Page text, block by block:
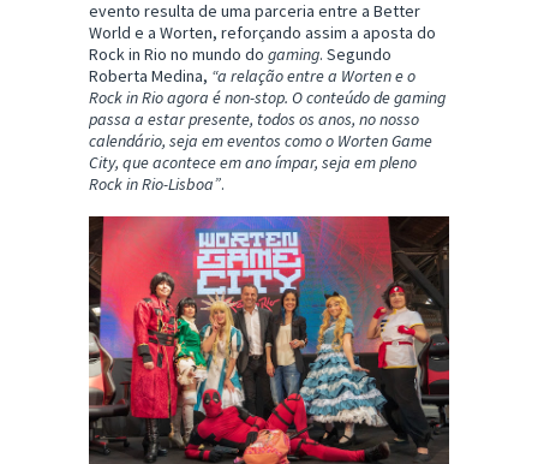
evento resulta de uma parceria entre a Better
World e a Worten, reforçando assim a aposta do
Rock in Rio no mundo do gaming. Segundo
Roberta Medina, “a relação entre a Worten e o
Rock in Rio agora é non-stop. O conteúdo de gaming
passa a estar presente, todos os anos, no nosso
calendário, seja em eventos como o Worten Game
City, que acontece em ano ímpar, seja em pleno
Rock in Rio-Lisboa”.